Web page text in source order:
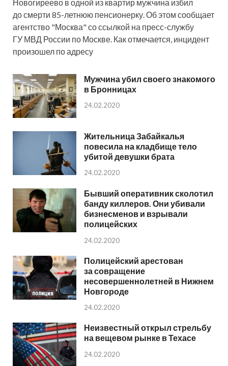
Новогиреево в одной из квартир мужчина избил
до смерти 85-летнюю пенсионерку. Об этом сообщает
агентство "Москва" со ссылкой на пресс-службу
ГУ МВД России по Москве. Как отмечается, инцидент
произошел по адресу
Мужчина убил своего знакомого
в Бронницах
24.02.2020
Жительница Забайкалья
повесила на кладбище тело
убитой девушки брата
24.02.2020
Бывший оперативник сколотил
банду киллеров. Они убивали
бизнесменов и взрывали
полицейских
24.02.2020
Полицейский арестован
за совращение
несовершеннолетней в Нижнем
Новгороде
24.02.2020
Неизвестный открыл стрельбу
на вещевом рынке в Техасе
24.02.2020